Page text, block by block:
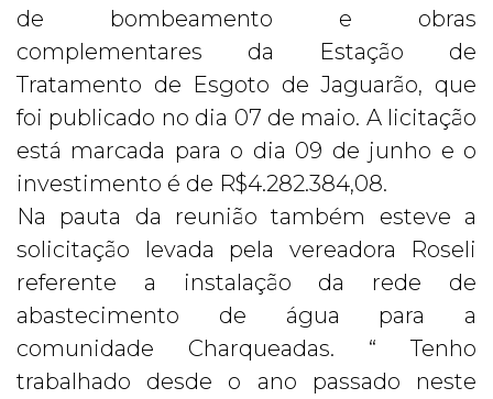
de bombeamento e obras
complementares da Estação de
Tratamento de Esgoto de Jaguarão, que
foi publicado no dia 07 de maio. A licitação
está marcada para o dia 09 de junho e o
investimento é de R$4.282.384,08.
Na pauta da reunião também esteve a
solicitação levada pela vereadora Roseli
referente a instalação da rede de
abastecimento de água para a
comunidade Charqueadas. “ Tenho
trabalhado desde o ano passado neste